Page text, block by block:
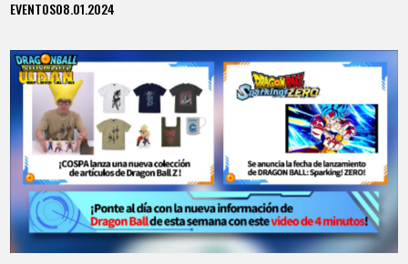
EVENTOS08.01.2024